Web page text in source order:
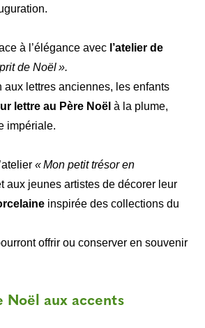
à l’élégance avec l’atelier de
de Noël ».
aux lettres anciennes, les enfants
lettre au Père Noël à la plume,
impériale.
« Mon petit trésor en
aux jeunes artistes de décorer leur
inspirée des collections du
offrir ou conserver en souvenir
Noël aux accents